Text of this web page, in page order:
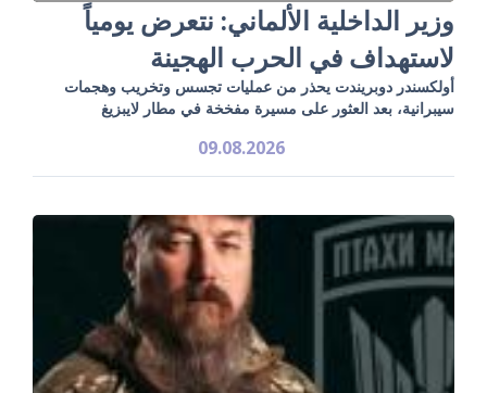
وزير الداخلية الألماني: نتعرض يومياً
لاستهداف في الحرب الهجينة
أولكسندر دوبريندت يحذر من عمليات تجسس وتخريب وهجمات
سيبرانية، بعد العثور على مسيرة مفخخة في مطار لايبزيغ
09.08.2026